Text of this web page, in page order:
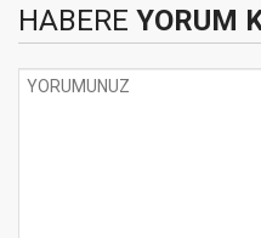
HABERE YORUM